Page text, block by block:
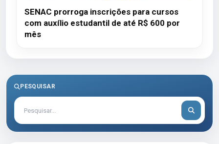
SENAC prorroga inscrições para cursos
com auxílio estudantil de até R$ 600 por
mês
PESQUISAR